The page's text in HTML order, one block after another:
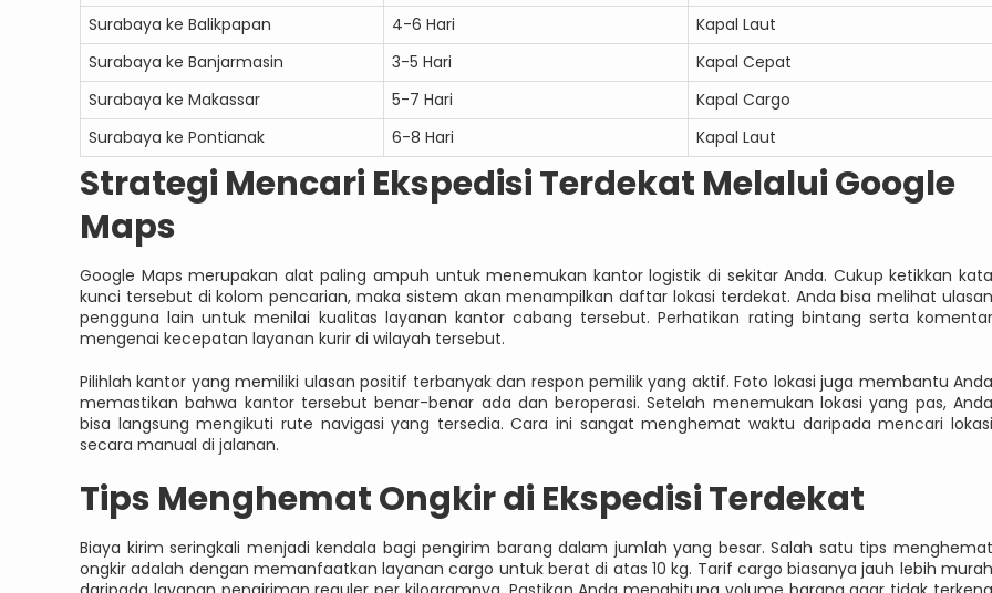
Surabaya ke Balikpapan
4-6 Hari
Kapal Laut
Surabaya ke Banjarmasin
3-5 Hari
Kapal Cepat
Surabaya ke Makassar
5-7 Hari
Kapal Cargo
Surabaya ke Pontianak
6-8 Hari Kapal Laut
Strategi Mencari Ekspedisi Terdekat Melalui Google
Maps
Google Maps merupakan alat paling ampuh untuk menemukan kantor logistik di sekitar Anda. Cukup ketikkan kata
kunci tersebut di kolom pencarian, maka sistem akan menampilkan daftar lokasi terdekat. Anda bisa melihat ulasan
pengguna lain untuk menilai kualitas layanan kantor cabang tersebut. Perhatikan rating bintang serta komentar
mengenai kecepatan layanan kurir di wilayah tersebut.
Pilihlah kantor yang memiliki ulasan positif terbanyak dan respon pemilik yang aktif. Foto lokasi juga membantu Anda
memastikan bahwa kantor tersebut benar-benar ada dan beroperasi. Setelah menemukan lokasi yang pas, Anda
bisa langsung mengikuti rute navigasi yang tersedia. Cara ini sangat menghemat waktu daripada mencari lokasi
secara manual di jalanan.
Tips Menghemat Ongkir di Ekspedisi Terdekat
Biaya kirim seringkali menjadi kendala bagi pengirim barang dalam jumlah yang besar. Salah satu tips menghemat
ongkir adalah dengan memanfaatkan layanan cargo untuk berat di atas 10 kg. Tarif cargo biasanya jauh lebih murah